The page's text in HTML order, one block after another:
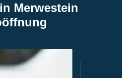
Merwestein